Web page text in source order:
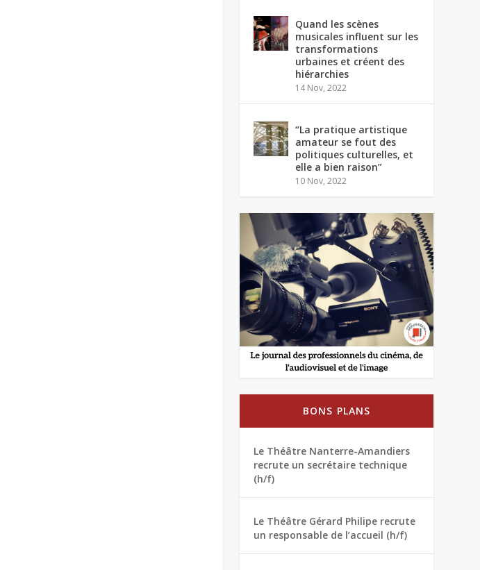
Quand les scènes
musicales influent sur les
transformations
urbaines et créent des
hiérarchies
14 Nov, 2022
“La pratique artistique
amateur se fout des
politiques culturelles, et
elle a bien raison”
10 Nov, 2022
BONS PLANS
Le Théâtre Nanterre-Amandiers
recrute un secrétaire technique
(h/f)
Le Théâtre Gérard Philipe recrute
un responsable de l’accueil (h/f)